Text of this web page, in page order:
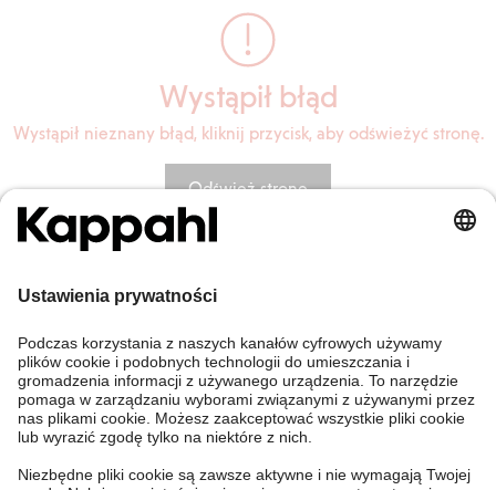
Wystąpił błąd
Wystąpił nieznany błąd, kliknij przycisk, aby odświeżyć stronę.
Odśwież stronę